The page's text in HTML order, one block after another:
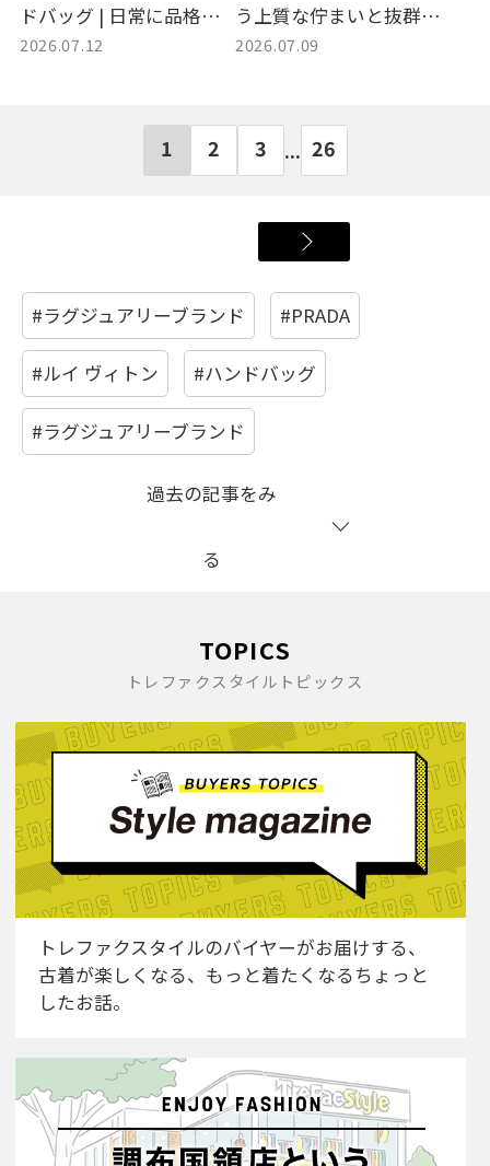
ドバッグ | 日常に品格を
添えるヴィンテージの魅
2026.07.12
う上質な佇まいと抜群の
機能性を誇るダミエのハ
2026.07.09
1 2 3 ... 26
#ラグジュアリーブランド #PRADA
#ルイ ヴィトン #ハンドバッグ
#ラグジュアリーブランド
過去の記事をみ
る
TOPICS
トレファクスタイルトピックス
トレファクスタイルのバイヤーがお届けする、
古着が楽しくなる、もっと着たくなるちょっと
したお話。